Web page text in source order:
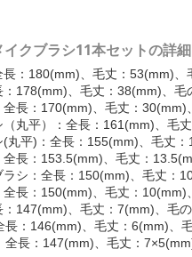
クブラシ11本セットの詳細
長：180(mm)、毛丈：53(mm)
：178(mm)、毛丈：38(mm)、
全長：170(mm)、毛丈：
（丸平）：全長：161(mm)、毛
(丸平)：全長：155(mm)、毛丈
全長：153.5(mm)、毛丈：
ラシ：全長：150(mm)、毛丈：
全長：150(mm)、毛丈：
：147(mm)、毛丈：7(mm)、毛
長：146(mm)、毛丈：6(mm)、
全長：147(mm)、毛丈：